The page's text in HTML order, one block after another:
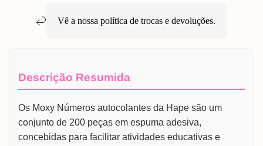
Vê a nossa política de trocas e devoluções.
Descrição Resumida
Os Moxy Números autocolantes da Hape são um
conjunto de 200 peças em espuma adesiva,
concebidas para facilitar atividades educativas e